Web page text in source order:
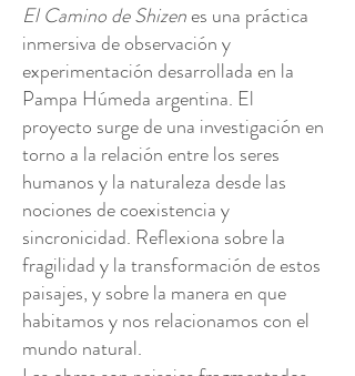
El Camino de Shizenes una práctica
inmersiva de observación y
experimentación desarrollada en la
Pampa Húmeda argentina. El
proyecto surge de una investigación en
torno a la relación entre los seres
humanos y la naturaleza desde las
nociones de coexistencia y
sincronicidad. Reflexiona sobre la
fragilidad y la transformación de estos
paisajes, y sobre la manera en que
habitamos y nos relacionamos con el
mundo natural.